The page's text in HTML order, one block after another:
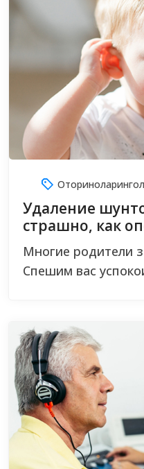
Удаление
страшно, как
Многие родители
Спешим вас